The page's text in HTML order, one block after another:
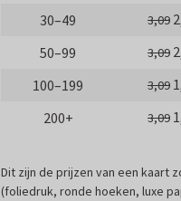
30–49
3,09
50–99
3,09
100–199
3,09
200+
3,09
Dit zijn de prijzen van een kaart
(foliedruk, ronde hoeken, luxe